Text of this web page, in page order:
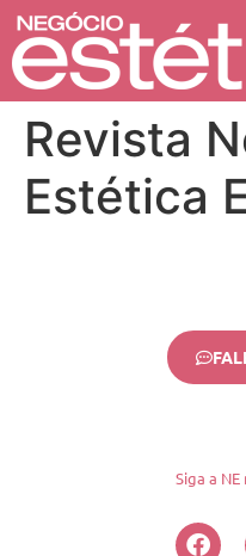
Revista
Estética
Siga a